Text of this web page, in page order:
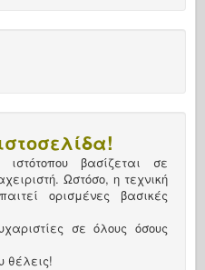
βασίζεται σε
Ωστόσο, η τεχνική
ορισμένες βασικές
σε όλους όσους
θέλεις!